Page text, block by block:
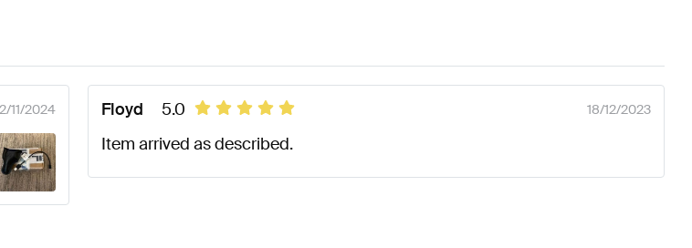
11/2024 Floyd 5.0 18/12/2023
Item arrived as described.